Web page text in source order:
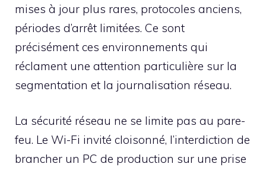
mises à jour plus rares, protocoles anciens,
périodes d’arrêt limitées. Ce sont
précisément ces environnements qui
réclament une attention particulière sur la
segmentation et la journalisation réseau.
La sécurité réseau ne se limite pas au pare-
feu. Le Wi-Fi invité cloisonné, l’interdiction de
brancher un PC de production sur une prise